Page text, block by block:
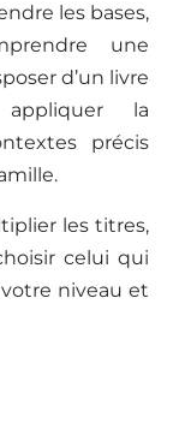
les bases,
une
d’un livre
la
précis
les titres,
celui qui
niveau et